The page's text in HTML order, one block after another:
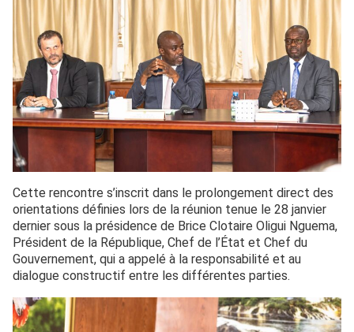
Cette rencontre s’inscrit dans le prolongement direct des
orientations définies lors de la réunion tenue le 28 janvier
dernier sous la présidence de Brice Clotaire Oligui Nguema,
Président de la République, Chef de l’État et Chef du
Gouvernement, qui a appelé à la responsabilité et au
dialogue constructif entre les différentes parties.